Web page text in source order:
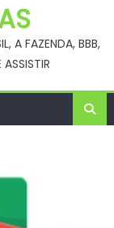
A FAZENDA, BBB,